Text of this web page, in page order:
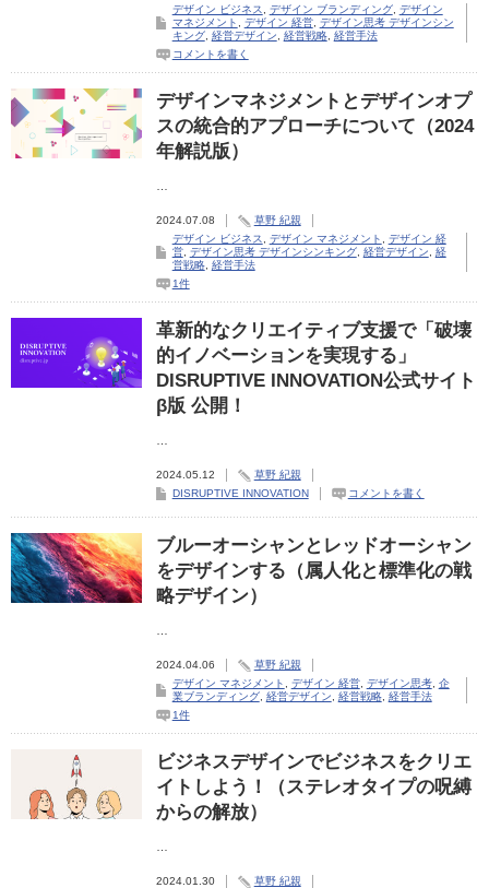
デザイン ビジネス
デザイン ブランディング, デザイン
マネジメント
デザイン 経営, デザイン思考 デザインシン
キング, 経営デザイン 経営戦略, 経営手法
コメントを書く
デザインマネジメントとデザインオプ
スの統合的アプローチについて（2024
年解説版）
2024.07.08
草野 紀親
デザイン ビジネス
デザイン マネジメント
デザイン 経
営, デザイン思考 デザインシンキング, 経営デザイン
経
営戦略, 経営手法
1件
革新的なクリエイティブ支援で「破壊
的イノベーションを実現する」
DISRUPTIVE INNOVATION公式サイト
β版 公開！
2024.05.12
草野 紀親
DISRUPTIVE INNOVATION
コメントを書く
ブルーオーシャンとレッドオーシャン
をデザインする（属人化と標準化の戦
略デザイン）
2024.04.06
草野 紀親
デザイン マネジメント
デザイン 経営, デザイン思考, 企
業ブランディング, 経営デザイン 経営戦略, 経営手法
1件
ビジネスデザインでビジネスをクリエ
イトしよう！（ステレオタイプの呪縛
からの解放）
2024.01.30
草野 紀親